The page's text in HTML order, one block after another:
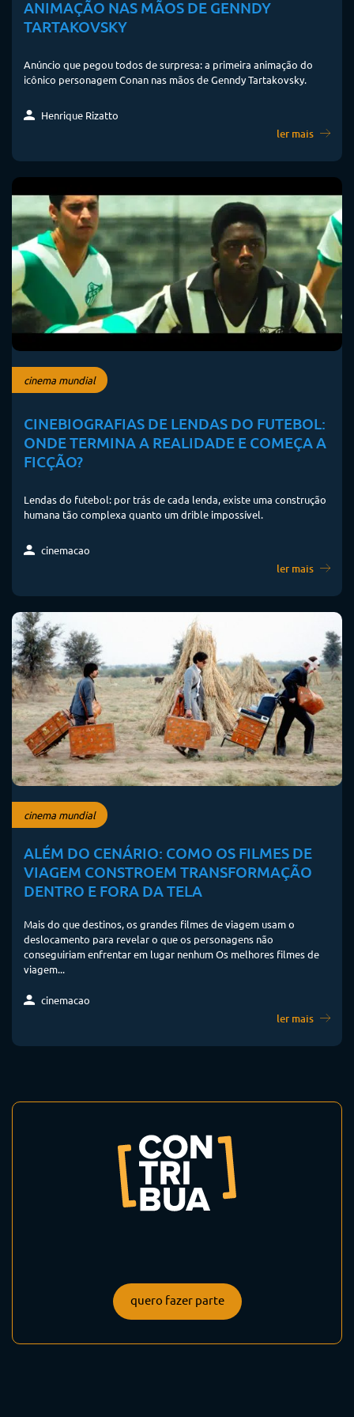
ANIMAÇÃO NAS MÃOS DE GENNDY
TARTAKOVSKY
Anúncio que pegou todos de surpresa: a primeira animação do
icônico personagem Conan nas mãos de Genndy Tartakovsky.
Henrique Rizatto
ler mais
cinema mundial
CINEBIOGRAFIAS DE LENDAS DO FUTEBOL:
ONDE TERMINA A REALIDADE E COMEÇA A
FICÇÃO?
Lendas do futebol: por trás de cada lenda, existe uma construção
humana tão complexa quanto um drible impossível.
cinemacao
ler mais
cinema mundial
ALÉM DO CENÁRIO: COMO OS FILMES DE
VIAGEM CONSTROEM TRANSFORMAÇÃO
DENTRO E FORA DA TELA
Mais do que destinos, os grandes filmes de viagem usam o
deslocamento para revelar o que os personagens não
conseguiriam enfrentar em lugar nenhum Os melhores filmes de
viagem...
cinemacao
ler mais
quero fazer parte